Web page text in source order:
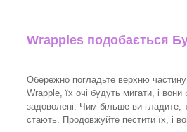
Wrapples подобається
Обережно погладьте верхню
Wrapple, їх очі будуть мигати, і вони
задоволені. Чим більше ви
стають. Продовжуйте пестити їх, і